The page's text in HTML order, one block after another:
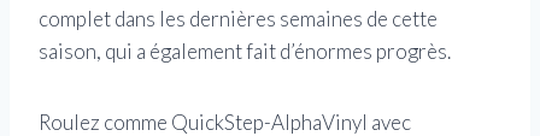
complet dans les dernières semaines de cette
saison, qui a également fait d’énormes progrès.
Roulez comme QuickStep-AlphaVinyl avec